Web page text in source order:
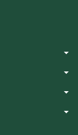
arrow_drop_down
arrow_drop_down
arrow_drop_down
arrow_drop_down